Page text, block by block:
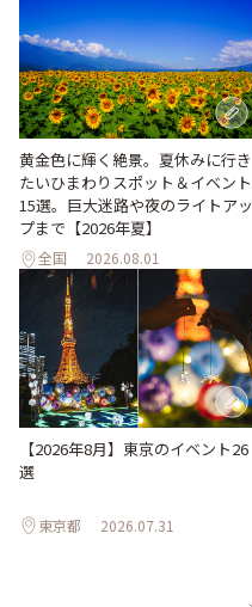
黄金色に輝く絶景。夏休みに行き
たいひまわりスポット＆イベント
15選。巨大迷路や夜のライトアッ
プまで【2026年夏】
全国 2026.08.01
【2026年8月】東京のイベント26
選
東京都 2026.07.31